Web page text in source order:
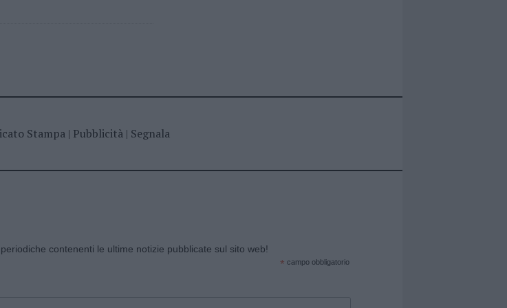
Stampa| Pubblicità| Segnala
contenenti le ultime notizie pubblicate sul sito web!
* campo obbligatorio